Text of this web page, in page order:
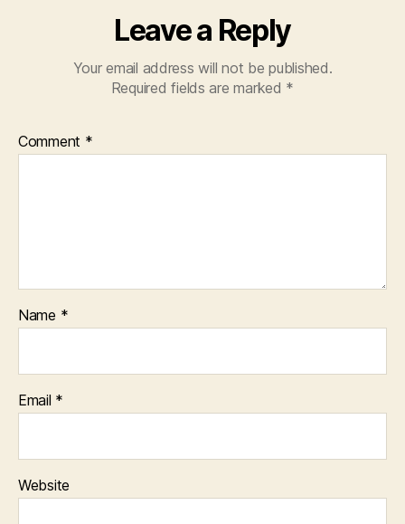
Leave a Reply
Your email address will not be published.
Required fields are marked *
Comment *
Name *
Email *
Website